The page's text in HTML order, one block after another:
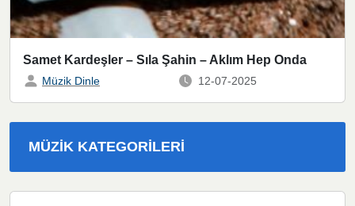
Samet Kardeşler – Sıla Şahin – Aklım Hep Onda
Müzik Dinle 12-07-2025
MÜZIK KATEGORILERI